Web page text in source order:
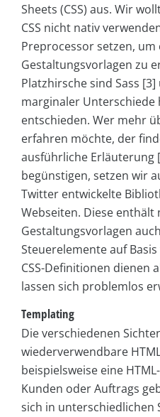
Sheets (CSS) aus. Wir
CSS nicht nativ
Preprocessor setzen,
Gestaltungsvorlagen zu
Platzhirsche sind Sass [3]
marginaler Unterschiede
entschieden. Wer mehr
erfahren möchte, der
ausführliche Erläuterung
begünstigen, setzen wir
Twitter entwickelte
Webseiten. Diese enthält
Gestaltungsvorlagen
Steuerelemente auf Basis
CSS-Definitionen dienen
lassen sich problemlos
Templating
Die verschiedenen
wiederverwendbare
beispielsweise eine
Kunden oder Auftrags
sich in unterschiedlichen